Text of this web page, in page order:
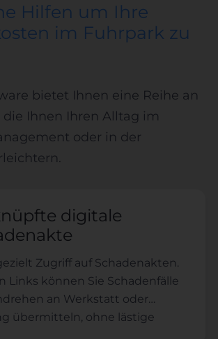
Hilfen um Ihre
im Fuhrpark zu
bietet Ihnen eine Reihe an
die Ihnen Ihren Alltag im
oder in der
digitale
Zugriff auf Schadenakten.
Links können Sie Schadenfälle
an Werkstatt oder
übermitteln, ohne lästige